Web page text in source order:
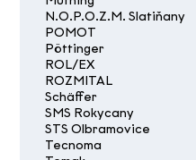
N.O.P.O.Z.M. Slatiňany
POMOT
Pöttinger
ROL/EX
ROZMITAL
Schäffer
SMS Rokycany
STS Olbramovice
Tecnoma